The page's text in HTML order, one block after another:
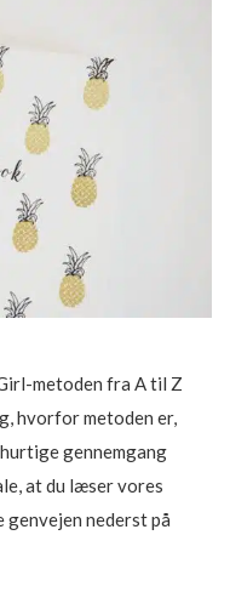
metoden fra A til Z
hvorfor metoden er,
gennemgang
at du læser vores
nederst på